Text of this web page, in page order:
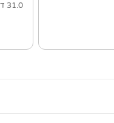
31.0 דקות